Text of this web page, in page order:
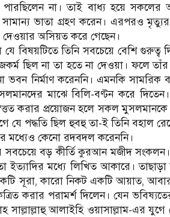
না। তাই বাধ্য হয়ে সকলের
ভাতা গ্রহণ করেন। এরপরও
অসিয়ত করে গেছেন।
বিষয়টিতে তিনি সবচেয়ে বেশি গুরুত্ব
ছিল না তা হতে না দেওয়া। ফলে তাঁর
ভবন নির্মাণ করেননি। এমনকি
মাঝে বিলি-বণ্টন করে
করার প্রয়োজন হলে সকল
যে পদ্ধতি ছিল হুবহু তা-ই তিনি বহাল
মধ্যেও কেনো রদবদল করেননি।
বড় কীর্তি কুরআন মজীদ
ইত্যাদির মধ্যে লিখিত আকারে।
সূরা, কারো নিকট একটি আয়াত,
করার পরামর্শ দিলেন। যেন
সাল্লাল্লাহু আলাইহি ওয়াসাল্লাম-এর